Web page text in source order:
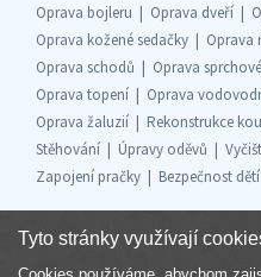
Oprava bojleru
Oprava dveří
Oprava kožené sedačky
Oprava
Oprava schodů
Oprava
Oprava topení
Oprava
Oprava žaluzií
Rekonstrukce
Stěhování
Úpravy oděvů
Zapojení pračky
Bezpečnost dětí
Tyto stránky využívají